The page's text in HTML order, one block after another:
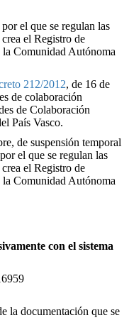
el que se regulan las
el Registro de
Comunidad Autónoma
212/2012, de 16 de
de colaboración
de Colaboración
País Vasco.
de suspensión temporal
el que se regulan las
el Registro de
Comunidad Autónoma
con el sistema
la documentación que se